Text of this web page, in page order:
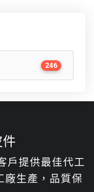
246
件
戶提供最佳代工
廠生產，品質保